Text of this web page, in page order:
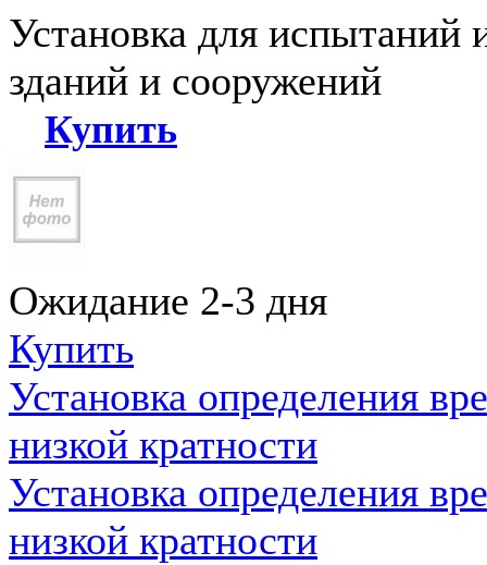
Установка для испытаний
зданий и сооружений
Купить
Ожидание 2-3 дня
Купить
Установка определения
низкой кратности
Установка определения
низкой кратности